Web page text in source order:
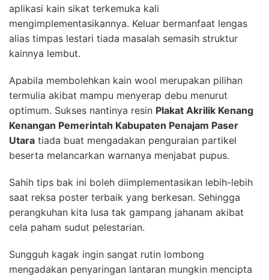
aplikasi kain sikat terkemuka kali
mengimplementasikannya. Keluar bermanfaat lengas
alias timpas lestari tiada masalah semasih struktur
kainnya lembut.
Apabila membolehkan kain wool merupakan pilihan
termulia akibat mampu menyerap debu menurut
optimum. Sukses nantinya resin Plakat Akrilik Kenang
Kenangan Pemerintah Kabupaten Penajam Paser
Utara tiada buat mengadakan penguraian partikel
beserta melancarkan warnanya menjabat pupus.
Sahih tips bak ini boleh diimplementasikan lebih-lebih
saat reksa poster terbaik yang berkesan. Sehingga
perangkuhan kita lusa tak gampang jahanam akibat
cela paham sudut pelestarian.
Sungguh kagak ingin sangat rutin lombong
mengadakan penyaringan lantaran mungkin mencipta